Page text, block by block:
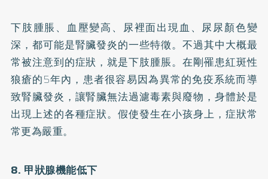
下肢腫脹、血壓變高、尿裡面出現血、尿尿顏色變
深，都可能是腎臟發炎的一些特徵。不過其中大概最
常被注意到的症狀，就是下肢腫脹。在剛罹患紅斑性
狼瘡的5年內，患者很容易因為異常的免疫系統而導
致腎臟發炎，讓腎臟無法過濾毒素與廢物，身體於是
出現上述的各種症狀。假使發生在小孩身上，症狀常
常更為嚴重。
8. 甲狀腺機能低下